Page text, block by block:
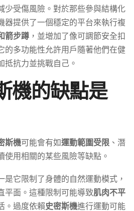
少受傷風險。對於那些參與結構化
器提供了一個穩定的平台來執行複
箭步蹲 ，並增加了像可調節安全扣
的多功能性允許用戶隨著他們在健
抵抗力並挑戰自己。
機的缺點是
斯機可能會有如運動範圍受限 、潛
使用相關的某些風險等缺點。
是它限制了身體的自然運動模式，
平面。這種限制可能導致肌肉不平
。過度依賴史密斯機進行運動可能